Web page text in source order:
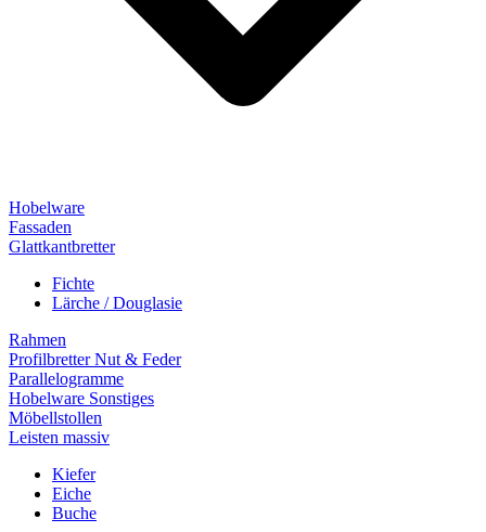
Hobelware
Fassaden
Glattkantbretter
Fichte
Lärche / Douglasie
Rahmen
Profilbretter Nut & Feder
Parallelogramme
Hobelware Sonstiges
Möbellstollen
Leisten massiv
Kiefer
Eiche
Buche